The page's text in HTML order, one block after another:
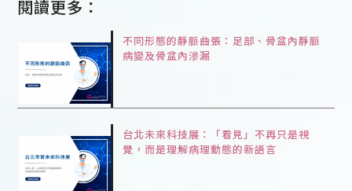
閱讀更多：
不同形態的靜脈曲張：足部、骨盆內靜脈
病變及骨盆內滲漏
台北未來科技展：「看見」不再只是視
覺，而是理解病理動態的新語言